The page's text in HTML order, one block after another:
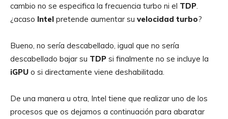
cambio no se especifica la frecuencia turbo ni el TDP
¿acaso Intel pretende aumentar su velocidad turbo?
Bueno, no sería descabellado, igual que no sería
descabellado bajar su TDP si finalmente no se incluye la
iGPU o si directamente viene deshabilitada.
De una manera u otra, Intel tiene que realizar uno de los
procesos que os dejamos a continuación para abaratar